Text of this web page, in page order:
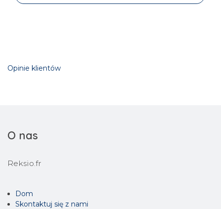
Opinie klientów
O nas
Reksio.fr
Dom
Skontaktuj się z nami